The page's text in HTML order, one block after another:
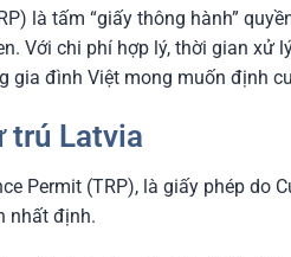
là tấm “giấy thông hành”
Với chi phí hợp lý, thời gian
đình Việt mong muốn định
trú Latvia
Permit (TRP), là giấy phép
nhất định.